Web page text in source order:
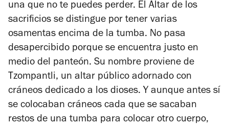
una que no te puedes perder. El Altar de los
sacrificios se distingue por tener varias
osamentas encima de la tumba. No pasa
desapercibido porque se encuentra justo en
medio del panteón. Su nombre proviene de
Tzompantli, un altar público adornado con
cráneos dedicado a los dioses. Y aunque antes sí
se colocaban cráneos cada que se sacaban
restos de una tumba para colocar otro cuerpo,